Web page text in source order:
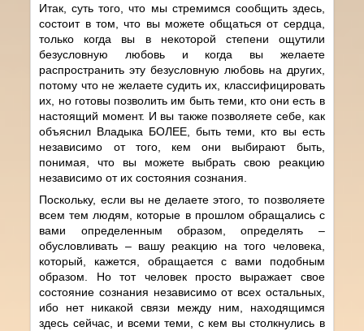
Итак, суть того, что мы стремимся сообщить здесь,
состоит в том, что вы можете общаться от сердца,
только когда вы в некоторой степени ощутили
безусловную любовь и когда вы желаете
распространить эту безусловную любовь на других,
потому что не желаете судить их, классифицировать
их, но готовы позволить им быть теми, кто они есть в
настоящий момент. И вы также позволяете себе, как
объяснил Владыка БОЛЕЕ, быть теми, кто вы есть
независимо от того, кем они выбирают быть,
понимая, что вы можете выбрать свою реакцию
независимо от их состояния сознания.
Поскольку, если вы не делаете этого, то позволяете
всем тем людям, которые в прошлом обращались с
вами определенным образом, определять –
обусловливать – вашу реакцию на того человека,
который, кажется, обращается с вами подобным
образом. Но тот человек просто выражает свое
состояние сознания независимо от всех остальных,
ибо нет никакой связи между ним, находящимся
здесь сейчас, и всеми теми, с кем вы столкнулись в